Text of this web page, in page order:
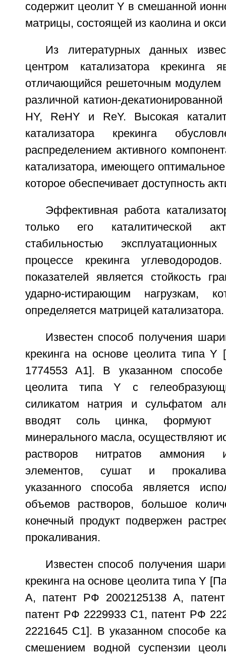
содержит цеолит Y в смешанной
матрицы, состоящей из каолина и
Из литературных данных
центром катализатора крекинга
отличающийся решеточным модулем
различной катион-
HY, ReHY и ReY. Высокая
катализатора крекинга
распределением активного
катализатора, имеющего
которое обеспечивает доступность
Эффективная работа
только его каталитической
стабильностью
процессе крекинга
показателей является стойкость
ударно-истирающим нагрузкам,
определяется матрицей катализатора.
Известен способ получения
крекинга на основе цеолита типа
1774553 A1]. В указанном способе
цеолита типа Y с
силикатом натрия и сульфатом
вводят соль цинка,
минерального масла, осуществляют
растворов нитратов аммония
элементов, сушат и
указанного способа является
объемов растворов, большое
конечный продукт подвержен
прокаливания.
Известен способ получения
крекинга на основе цеолита типа Y
A, патент РФ 2002125138 A,
патент РФ 2229933 C1, патент РФ
2221645 C1]. В указанном способе
смешением водной суспензии